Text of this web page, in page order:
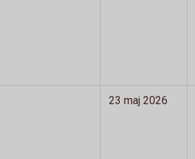
23 maj 2026